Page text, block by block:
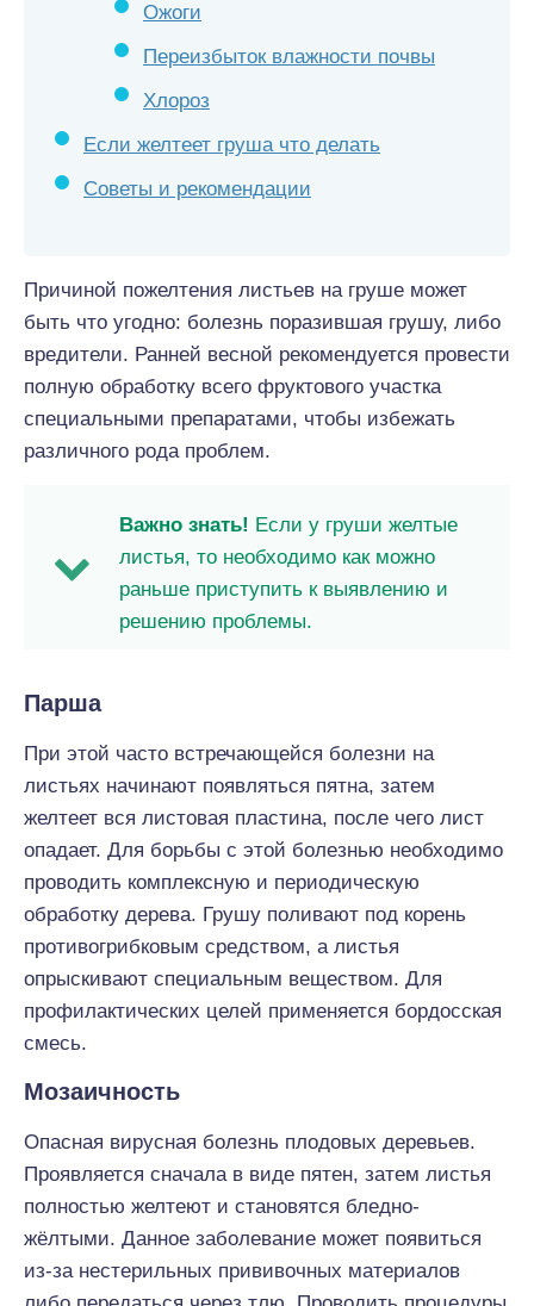
Ожоги
Переизбыток влажности почвы
Хлороз
Если желтеет груша что делать
Советы и рекомендации
Причиной пожелтения листьев на груше может
быть что угодно: болезнь поразившая грушу, либо
вредители. Ранней весной рекомендуется провести
полную обработку всего фруктового участка
специальными препаратами, чтобы избежать
различного рода проблем.
Важно знать! Если у груши желтые
листья, то необходимо как можно
раньше приступить к выявлению и
решению проблемы.
Парша
При этой часто встречающейся болезни на
листьях начинают появляться пятна, затем
желтеет вся листовая пластина, после чего лист
опадает. Для борьбы с этой болезнью необходимо
проводить комплексную и периодическую
обработку дерева. Грушу поливают под корень
противогрибковым средством, а листья
опрыскивают специальным веществом. Для
профилактических целей применяется бордосская
смесь.
Мозаичность
Опасная вирусная болезнь плодовых деревьев.
Проявляется сначала в виде пятен, затем листья
полностью желтеют и становятся бледно-
жёлтыми. Данное заболевание может появиться
из-за нестерильных прививочных материалов